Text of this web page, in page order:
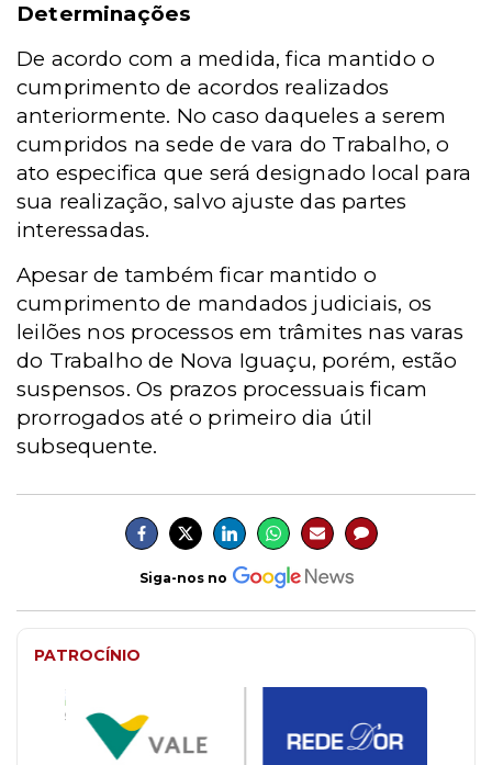
Determinações
De acordo com a medida, fica mantido o
cumprimento de acordos realizados
anteriormente. No caso daqueles a serem
cumpridos na sede de vara do Trabalho, o
ato especifica que será designado local para
sua realização, salvo ajuste das partes
interessadas.
Apesar de também ficar mantido o
cumprimento de mandados judiciais, os
leilões nos processos em trâmites nas varas
do Trabalho de Nova Iguaçu, porém, estão
suspensos. Os prazos processuais ficam
prorrogados até o primeiro dia útil
subsequente.
Siga-nos no
PATROCÍNIO